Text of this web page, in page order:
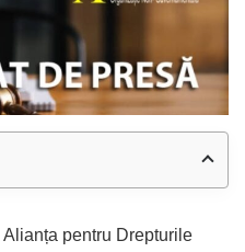
Alianța pentru Drepturile